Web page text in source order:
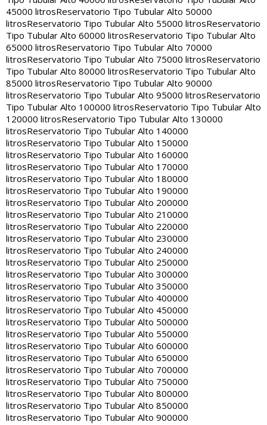
45000 litrosReservatorio Tipo Tubular Alto 50000
litrosReservatorio Tipo Tubular Alto 55000 litrosReservatorio
Tipo Tubular Alto 60000 litrosReservatorio Tipo Tubular Alto
65000 litrosReservatorio Tipo Tubular Alto 70000
litrosReservatorio Tipo Tubular Alto 75000 litrosReservatorio
Tipo Tubular Alto 80000 litrosReservatorio Tipo Tubular Alto
85000 litrosReservatorio Tipo Tubular Alto 90000
litrosReservatorio Tipo Tubular Alto 95000 litrosReservatorio
Tipo Tubular Alto 100000 litrosReservatorio Tipo Tubular Alto
120000 litrosReservatorio Tipo Tubular Alto 130000
litrosReservatorio Tipo Tubular Alto 140000
litrosReservatorio Tipo Tubular Alto 150000
litrosReservatorio Tipo Tubular Alto 160000
litrosReservatorio Tipo Tubular Alto 170000
litrosReservatorio Tipo Tubular Alto 180000
litrosReservatorio Tipo Tubular Alto 190000
litrosReservatorio Tipo Tubular Alto 200000
litrosReservatorio Tipo Tubular Alto 210000
litrosReservatorio Tipo Tubular Alto 220000
litrosReservatorio Tipo Tubular Alto 230000
litrosReservatorio Tipo Tubular Alto 240000
litrosReservatorio Tipo Tubular Alto 250000
litrosReservatorio Tipo Tubular Alto 300000
litrosReservatorio Tipo Tubular Alto 350000
litrosReservatorio Tipo Tubular Alto 400000
litrosReservatorio Tipo Tubular Alto 450000
litrosReservatorio Tipo Tubular Alto 500000
litrosReservatorio Tipo Tubular Alto 550000
litrosReservatorio Tipo Tubular Alto 600000
litrosReservatorio Tipo Tubular Alto 650000
litrosReservatorio Tipo Tubular Alto 700000
litrosReservatorio Tipo Tubular Alto 750000
litrosReservatorio Tipo Tubular Alto 800000
litrosReservatorio Tipo Tubular Alto 850000
litrosReservatorio Tipo Tubular Alto 900000